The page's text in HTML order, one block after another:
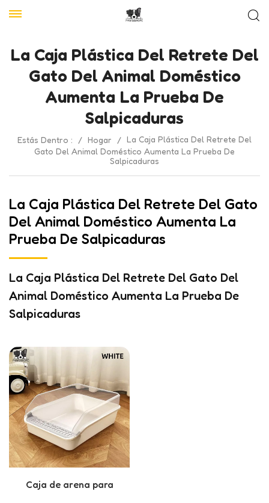
La Caja Plástica Del Retrete Del
Gato Del Animal Doméstico
Aumenta La Prueba De
Salpicaduras
Estás Dentro : / Hogar / La Caja Plástica Del Retrete Del
Gato Del Animal Doméstico Aumenta La Prueba De
Salpicaduras
La Caja Plástica Del Retrete Del Gato
Del Animal Doméstico Aumenta La
Prueba De Salpicaduras
La Caja Plástica Del Retrete Del Gato Del
Animal Doméstico Aumenta La Prueba De
Salpicaduras
Caja de arena para